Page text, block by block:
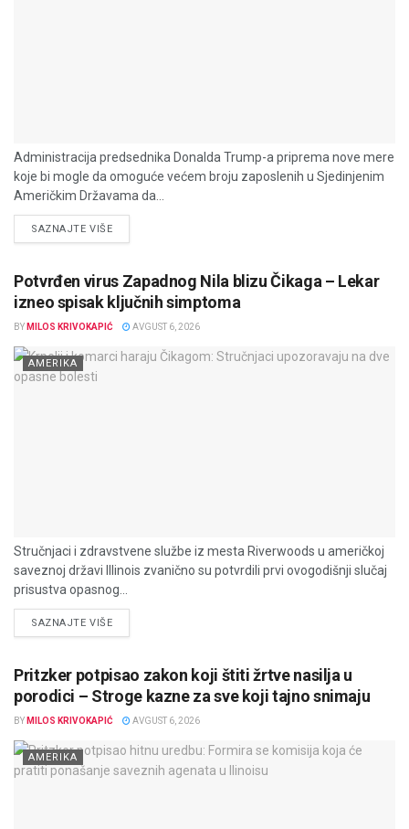
Administracija predsednika Donalda Trump-a priprema nove mere
koje bi mogle da omoguće većem broju zaposlenih u Sjedinjenim
Američkim Državama da...
SAZNAJTE VIŠEDETAILS
Potvrđen virus Zapadnog Nila blizu Čikaga – Lekar
izneo spisak ključnih simptoma
BY MILOS KRIVOKAPIĆ AVGUST 6, 2026
AMERIKA
Stručnjaci i zdravstvene službe iz mesta Riverwoods u američkoj
saveznoj državi Illinois zvanično su potvrdili prvi ovogodišnji slučaj
prisustva opasnog...
SAZNAJTE VIŠEDETAILS
Pritzker potpisao zakon koji štiti žrtve nasilja u
porodici – Stroge kazne za sve koji tajno snimaju
BY MILOS KRIVOKAPIĆ AVGUST 6, 2026
AMERIKA